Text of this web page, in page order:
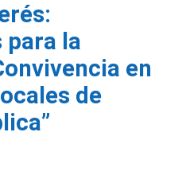
para la
en
de